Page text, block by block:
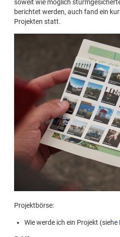
soweit wie möglich
berichtet werden, auch fand ein
Projekten statt.
Projektbörse:
Wie werde ich ein Projekt (siehe